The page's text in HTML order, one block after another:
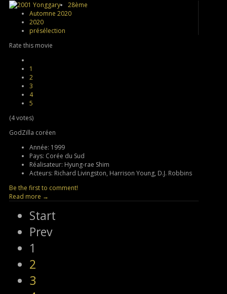
28ème
Automne 2020
2020
présélection
Rate this movie
1
2
3
4
5
(4 votes)
GodZilla coréen
Année: 1999
Pays: Corée du Sud
Réalisateur: Hyung-rae Shim
Acteurs: Richard Livingston, Harrison Young, D.J. Robbins
Be the first to comment!
Read more →
Start
Prev
1
2
3